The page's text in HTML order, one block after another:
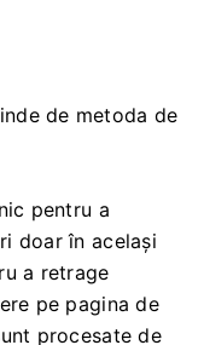
de metoda de
pentru a
doar în același
a retrage
pe pagina de
procesate de